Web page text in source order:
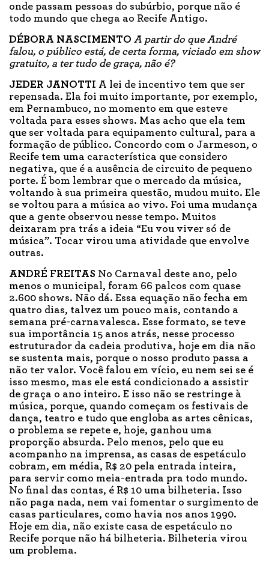
onde passam pessoas do subúrbio, porque não é
todo mundo que chega ao Recife Antigo.
DÉBORA NASCIMENTO A partir do que André
falou, o público está, de certa forma, viciado em show
gratuito, a ter tudo de graça, não é?
JEDER JANOTTI A lei de incentivo tem que ser
repensada. Ela foi muito importante, por exemplo,
em Pernambuco, no momento em que esteve
voltada para esses shows. Mas acho que ela tem
que ser voltada para equipamento cultural, para a
formação de público. Concordo com o Jarmeson, o
Recife tem uma característica que considero
negativa, que é a ausência de circuito de pequeno
porte. É bom lembrar que o mercado da música,
voltando à sua primeira questão, mudou muito. Ele
se voltou para a música ao vivo. Foi uma mudança
que a gente observou nesse tempo. Muitos
deixaram pra trás a ideia “Eu vou viver só de
música”. Tocar virou uma atividade que envolve
outras.
ANDRÉ FREITAS No Carnaval deste ano, pelo
menos o municipal, foram 66 palcos com quase
2.600 shows. Não dá. Essa equação não fecha em
quatro dias, talvez um pouco mais, contando a
semana pré-carnavalesca. Esse formato, se teve
sua importância 15 anos atrás, nesse processo
estruturador da cadeia produtiva, hoje em dia não
se sustenta mais, porque o nosso produto passa a
não ter valor. Você falou em vício, eu nem sei se é
isso mesmo, mas ele está condicionado a assistir
de graça o ano inteiro. E isso não se restringe à
música, porque, quando começam os festivais de
dança, teatro e tudo que engloba as artes cênicas,
o problema se repete e, hoje, ganhou uma
proporção absurda. Pelo menos, pelo que eu
acompanho na imprensa, as casas de espetáculo
cobram, em média, R$ 20 pela entrada inteira,
para servir como meia-entrada pra todo mundo.
No final das contas, é R$ 10 uma bilheteria. Isso
não paga nada, nem vai fomentar o surgimento de
casas particulares, como havia nos anos 1990.
Hoje em dia, não existe casa de espetáculo no
Recife porque não há bilheteria. Bilheteria virou
um problema.